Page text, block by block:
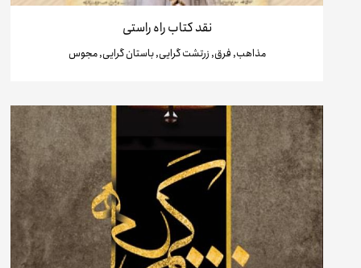
نقد کتاب راه راستی
مذاهب, فرق, زرتشت گرایی, باستان گرایی, مجوس